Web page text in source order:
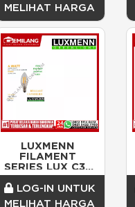
MELIHAT HARGA
LUXMENN
FILAMENT
SERIES LUX C35
WARM WHITE 4w
LOG-IN UNTUK
MELIHAT HARGA